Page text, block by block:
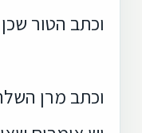
וכתב הטור
וכתב מרן